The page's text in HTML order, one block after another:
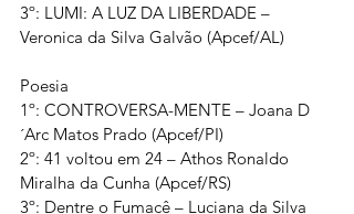
3º: LUMI: A LUZ DA LIBERDADE –
Veronica da Silva Galvão (Apcef/AL)
Poesia
1º: CONTROVERSA-MENTE – Joana D
´Arc Matos Prado (Apcef/PI)
2º: 41 voltou em 24 – Athos Ronaldo
Miralha da Cunha (Apcef/RS)
3º: Dentre o Fumacê – Luciana da Silva